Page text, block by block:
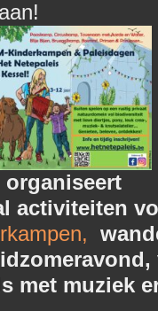
organiseert
activiteiten
met muziek